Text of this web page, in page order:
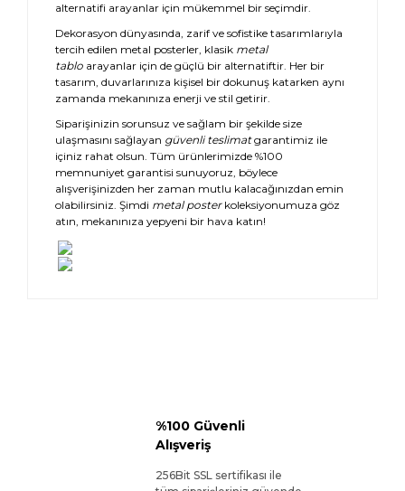
alternatifi arayanlar için mükemmel bir seçimdir.
Dekorasyon dünyasında, zarif ve sofistike tasarımlarıyla
tercih edilen metal posterler, klasik metal
tablo arayanlar için de güçlü bir alternatiftir. Her bir
tasarım, duvarlarınıza kişisel bir dokunuş katarken aynı
zamanda mekanınıza enerji ve stil getirir.
Siparişinizin sorunsuz ve sağlam bir şekilde size
ulaşmasını sağlayan güvenli teslimatgarantimiz ile
içiniz rahat olsun. Tüm ürünlerimizde %100
memnuniyet garantisi sunuyoruz, böylece
alışverişinizden her zaman mutlu kalacağınızdan emin
olabilirsiniz. Şimdi metal posterkoleksiyonumuza göz
atın, mekanınıza yepyeni bir hava katın!
%100 Güvenli
Alışveriş
256Bit SSL sertifikası ile